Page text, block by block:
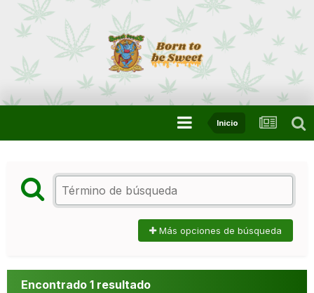
Inicio
Más opciones de búsqueda
Encontrado 1 resultado